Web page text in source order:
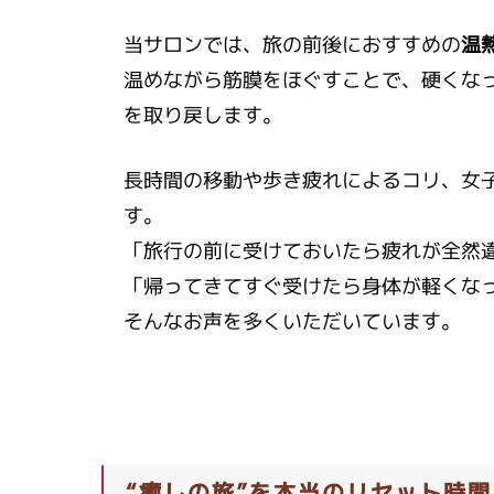
当サロンでは、旅の前後におすすめの温
温めながら筋膜をほぐすことで、硬く
を取り戻します。
長時間の移動や歩き疲れによるコリ、
す。
「旅行の前に受けておいたら疲れが全然
「帰ってきてすぐ受けたら身体が軽くな
そんなお声を多くいただいています。